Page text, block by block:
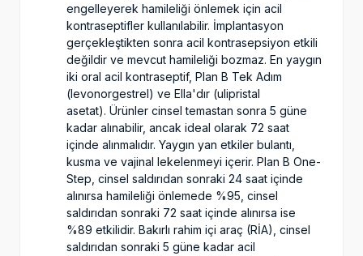
engelleyerek hamileliği önlemek için acil
kontraseptifler kullanılabilir. İmplantasyon
gerçekleştikten sonra acil kontrasepsiyon etkili
değildir ve mevcut hamileliği bozmaz. En yaygın
iki oral acil kontraseptif, Plan B Tek Adım
(levonorgestrel) ve Ella'dır (ulipristal
asetat). Ürünler cinsel temastan sonra 5 güne
kadar alınabilir, ancak ideal olarak 72 saat
içinde alınmalıdır. Yaygın yan etkiler bulantı,
kusma ve vajinal lekelenmeyi içerir. Plan B One-
Step, cinsel saldırıdan sonraki 24 saat içinde
alınırsa hamileliği önlemede %95, cinsel
saldırıdan sonraki 72 saat içinde alınırsa ise
%89 etkilidir. Bakırlı rahim içi araç (RİA), cinsel
saldırıdan sonraki 5 güne kadar acil